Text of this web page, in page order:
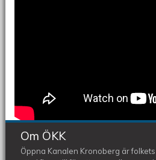
Om ÖKK
Öppna Kanalen Kronoberg är